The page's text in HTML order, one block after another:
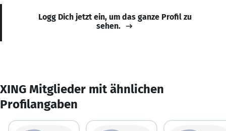
Logg Dich jetzt ein, um das ganze Profil zu
sehen.
XING Mitglieder mit ähnlichen
Profilangaben